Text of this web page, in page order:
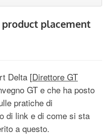
product placement
Delta [Direttore GT
GT e che ha posto
pratiche di
di link e di come si sta
a questo.